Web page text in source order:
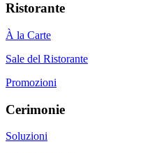
Ristorante
À la Carte
Sale del Ristorante
Promozioni
Cerimonie
Soluzioni